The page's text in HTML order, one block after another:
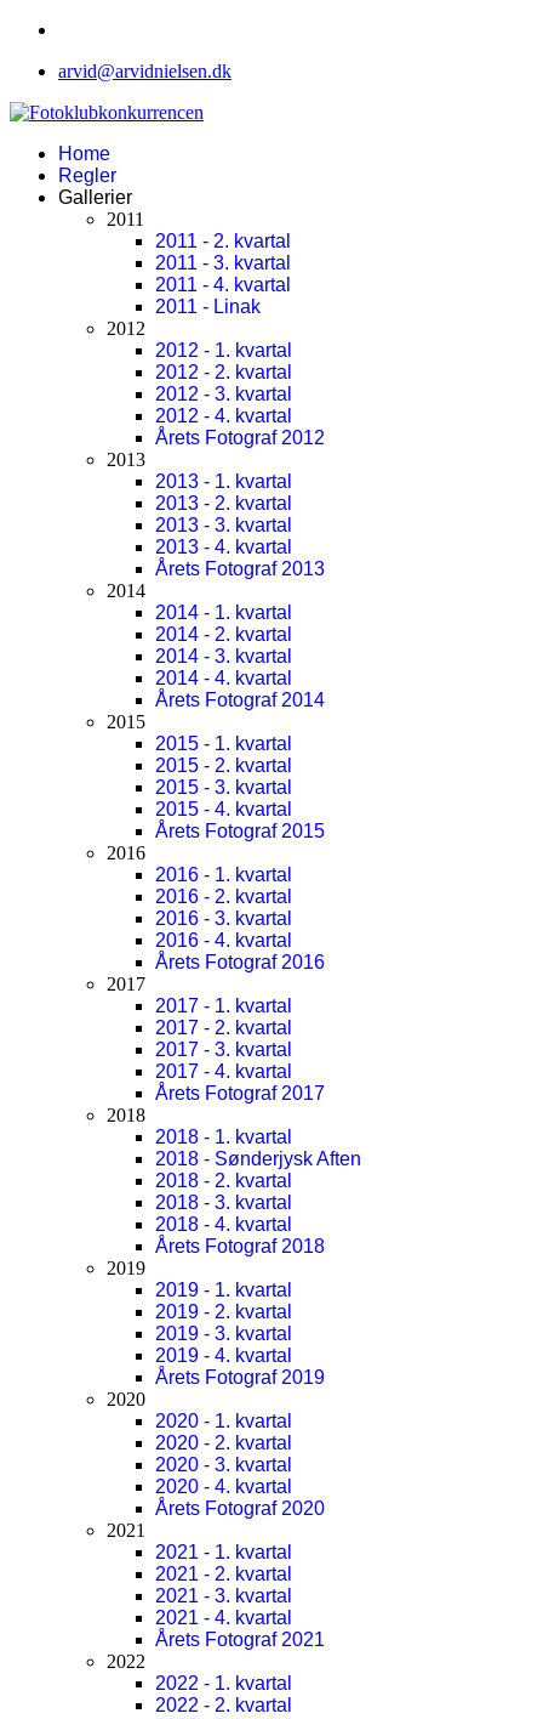
arvid@arvidnielsen.dk
Home
Regler
Gallerier
2011
2011 - 2. kvartal
2011 - 3. kvartal
2011 - 4. kvartal
2011 - Linak
2012
2012 - 1. kvartal
2012 - 2. kvartal
2012 - 3. kvartal
2012 - 4. kvartal
Årets Fotograf 2012
2013
2013 - 1. kvartal
2013 - 2. kvartal
2013 - 3. kvartal
2013 - 4. kvartal
Årets Fotograf 2013
2014
2014 - 1. kvartal
2014 - 2. kvartal
2014 - 3. kvartal
2014 - 4. kvartal
Årets Fotograf 2014
2015
2015 - 1. kvartal
2015 - 2. kvartal
2015 - 3. kvartal
2015 - 4. kvartal
Årets Fotograf 2015
2016
2016 - 1. kvartal
2016 - 2. kvartal
2016 - 3. kvartal
2016 - 4. kvartal
Årets Fotograf 2016
2017
2017 - 1. kvartal
2017 - 2. kvartal
2017 - 3. kvartal
2017 - 4. kvartal
Årets Fotograf 2017
2018
2018 - 1. kvartal
2018 - Sønderjysk Aften
2018 - 2. kvartal
2018 - 3. kvartal
2018 - 4. kvartal
Årets Fotograf 2018
2019
2019 - 1. kvartal
2019 - 2. kvartal
2019 - 3. kvartal
2019 - 4. kvartal
Årets Fotograf 2019
2020
2020 - 1. kvartal
2020 - 2. kvartal
2020 - 3. kvartal
2020 - 4. kvartal
Årets Fotograf 2020
2021
2021 - 1. kvartal
2021 - 2. kvartal
2021 - 3. kvartal
2021 - 4. kvartal
Årets Fotograf 2021
2022
2022 - 1. kvartal
2022 - 2. kvartal